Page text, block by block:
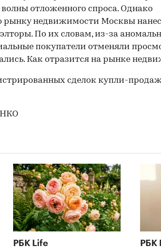
отложенного спроса. Однако
рынку недвижимости Москвы
По их словам, из-за
покупатели отменяли
Как отразится на рынке
РБК Life РБК